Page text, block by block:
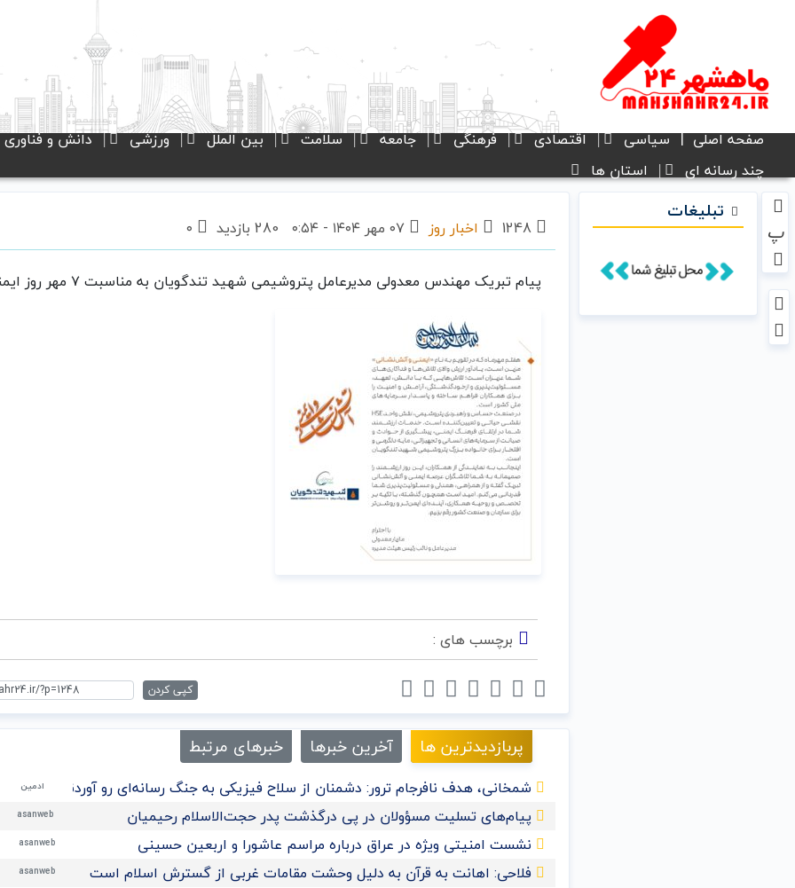
صفحه اصلی سیاسی اقتصادی فرهنگی جامعه سلامت بین الملل ورزشی دانش و فناوری
چند رسانه ای
استان ها
پ
تبلیغات
اخبار روز 280 بازدید ۰
پیام تبریک مهندس معدولی مدیرعامل پتروشیمی شهید تندگویان به مناسبت ۷ مهر روز ایمنی و آتش‌نشانی
برچسب های :
کپی کردن
پربازدیدترین ها آخرین خبرها خبرهای مرتبط
ادمینشمخانی، هدف نافرجام ترور: دشمنان از سلاح فیزیکی به جنگ رسانه‌ای رو آوردند/
asanweb پیام‌های تسلیت مسؤولان در پی درگذشت پدر حجت‌الاسلام رحیمیان
asanweb نشست امنیتی ویژه در عراق درباره مراسم عاشورا و اربعین حسینی
asanweb فلاحی: اهانت به قرآن‌ به دلیل وحشت مقامات غربی از گسترش اسلام است